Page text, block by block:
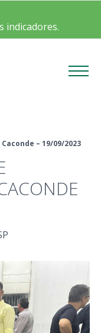
indicadores.
– 19/09/2023